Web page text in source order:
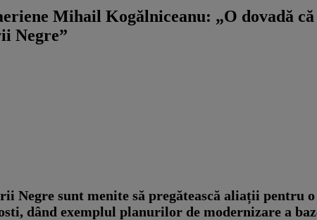
Mihail Kogălniceanu: „O dovadă
Negre”
Negre sunt menite să pregătească aliații pentru
dând exemplul planurilor de modernizare a